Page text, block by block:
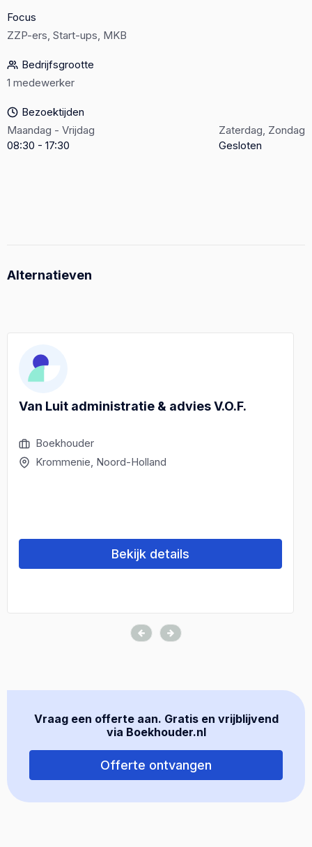
Focus
ZZP-ers, Start-ups, MKB
Bedrijfsgrootte
1 medewerker
Bezoektijden
Maandag - Vrijdag
08:30 - 17:30
Zaterdag, Zondag
Gesloten
Alternatieven
Van Luit administratie & advies V.O.F.
Boekhouder
Krommenie, Noord-Holland
Bekijk details
Vraag een offerte aan. Gratis en vrijblijvend
via Boekhouder.nl
Offerte ontvangen